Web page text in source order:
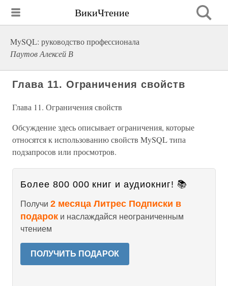
ВикиЧтение
MySQL: руководство профессионала
Паутов Алексей В
Глава 11. Ограничения свойств
Глава 11. Ограничения свойств
Обсуждение здесь описывает ограничения, которые
относятся к использованию свойств MySQL типа
подзапросов или просмотров.
Более 800 000 книг и аудиокниг! 📚
Получи 2 месяца Литрес Подписки в
подарок и наслаждайся неограниченным
чтением
ПОЛУЧИТЬ ПОДАРОК